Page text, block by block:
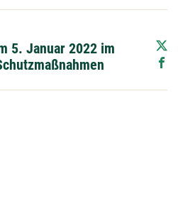
5. Januar 2022 im